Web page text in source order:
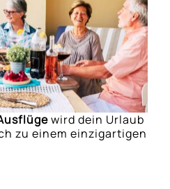
wird dein Urlaub
zu einem einzigartigen